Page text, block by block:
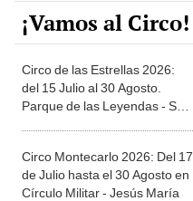
¡Vamos al Circo!
Circo de las Estrellas 2026:
del 15 Julio al 30 Agosto.
Parque de las Leyendas - San
Circo Montecarlo 2026: Del 17
de Julio hasta el 30 Agosto en
Círculo Militar - Jesús María